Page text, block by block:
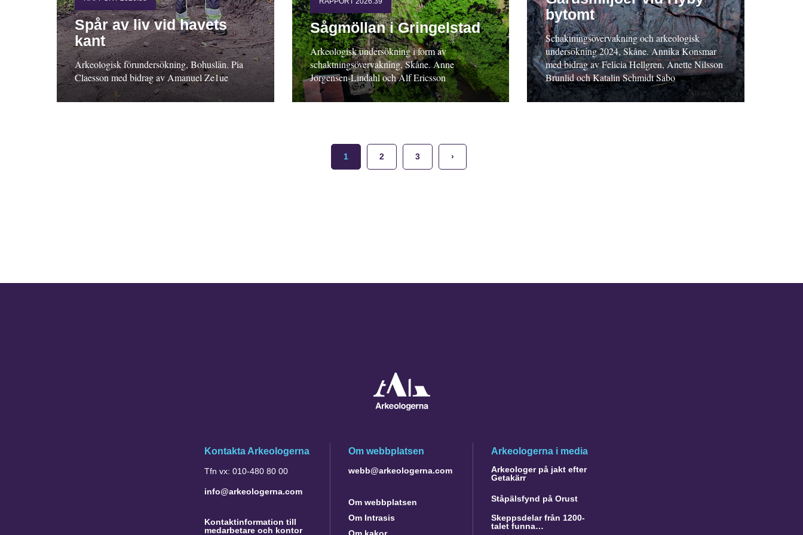
Spår av liv vid havets
kant
Arkeologisk förundersökning, Bohuslän. Pia
Claesson med bidrag av Amanuel Ze1ue
Sågmöllan i Gringelstad
Arkeologisk undersökning i form av
schaktningsövervakning, Skåne. Anne
Jörgensen-Lindahl och Alf Ericsson
bytomt
Schaktningsövervakning och arkeologisk
undersökning 2024, Skåne. Annika Konsmar
med bidrag av Felicia Hellgren, Anette Nilsson
Brunlid och Katalin Schmidt Sabo
1 2 3 ›
Kontakta Arkeologerna
Tfn vx: 010-480 80 00
info@arkeologerna.com
Kontaktinformation till
medarbetare och kontor
Om webbplatsen
webb@arkeologerna.com
Om webbplatsen
Om Intrasis
Arkeologerna i media
Arkeologer på jakt efter
Getakärr
Ståpälsfynd på Orust
Skeppsdelar från 1200-
talet funna…